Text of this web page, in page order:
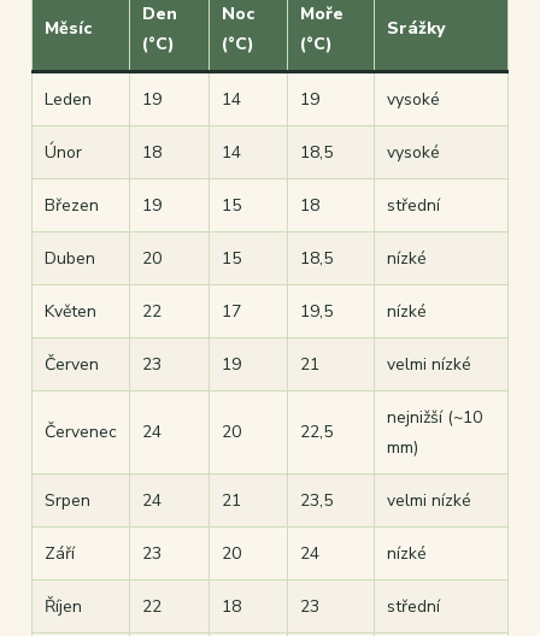
Měsíc
Den
(°C)
Noc
(°C)
Moře
(°C)
Srážky
Leden 19 14 19 vysoké
Únor 18 14 18,5 vysoké
Březen 19 15 18 střední
Duben 20 15 18,5 nízké
Květen 22 17 19,5 nízké
Červen 23 19 21 velmi nízké
Červenec 24 20 22,5
nejnižší (~10
mm)
Srpen 24 21 23,5 velmi nízké
Září 23 20 24 nízké
Říjen 22 18 23 střední